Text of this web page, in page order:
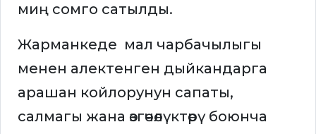
миң сомго сатылды.
Жарманкеде мал чарбачылыгы
менен алектенген дыйкандарга
арашан койлорунун сапаты,
салмагы жана өзгөчөлүктөрү боюнча